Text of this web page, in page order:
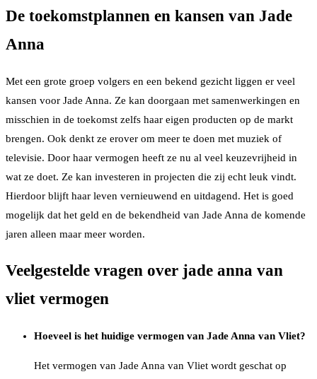
De toekomstplannen en kansen van Jade
Anna
Met een grote groep volgers en een bekend gezicht liggen er veel
kansen voor Jade Anna. Ze kan doorgaan met samenwerkingen en
misschien in de toekomst zelfs haar eigen producten op de markt
brengen. Ook denkt ze erover om meer te doen met muziek of
televisie. Door haar vermogen heeft ze nu al veel keuzevrijheid in
wat ze doet. Ze kan investeren in projecten die zij echt leuk vindt.
Hierdoor blijft haar leven vernieuwend en uitdagend. Het is goed
mogelijk dat het geld en de bekendheid van Jade Anna de komende
jaren alleen maar meer worden.
Veelgestelde vragen over jade anna van
vliet vermogen
Hoeveel is het huidige vermogen van Jade Anna van Vliet?
Het vermogen van Jade Anna van Vliet wordt geschat op